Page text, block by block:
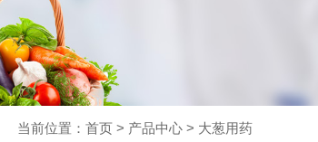
当前位置： 首页 > 产品中心 > 大葱用药